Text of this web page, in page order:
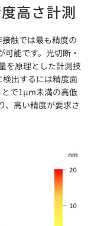
高さ計測
触では最も精度の
能です。光切断・
を原理とした計測技
出するには精度面
で1µm未満の高低
、高い精度が要求さ